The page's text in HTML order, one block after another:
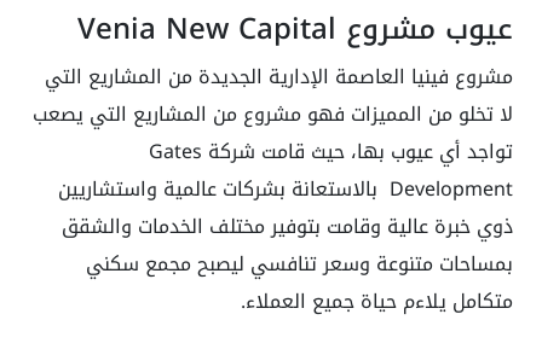
عيوب مشروع Venia New Capital
مشروع فينيا العاصمة الإدارية الجديدة من المشاريع التي
لا تخلو من المميزات فهو مشروع من المشاريع التي يصعب
تواجد أي عيوب بها، حيث قامت شركة Gates
Development بالاستعانة بشركات عالمية واستشاريين
ذوي خبرة عالية وقامت بتوفير مختلف الخدمات والشقق
بمساحات متنوعة وسعر تنافسي ليصبح مجمع سكني
متكامل يلاءم حياة جميع العملاء.